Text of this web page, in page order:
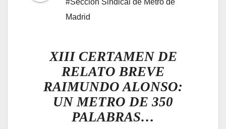
Madrid
XIII CERTAMEN DE
RELATO BREVE
RAIMUNDO ALONSO:
UN METRO DE 350
PALABRAS…